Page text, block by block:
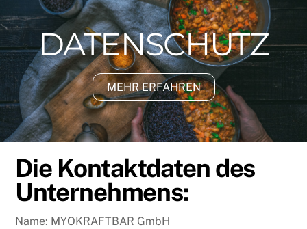
DATENSCHUTZ
MEHR ERFAHREN
Die Kontaktdaten des
Unternehmens:
Name: MYOKRAFTBAR GmbH